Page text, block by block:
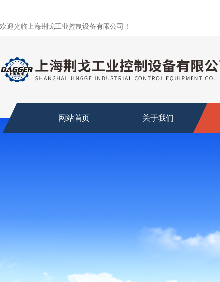
欢迎光临上海荆戈工业控制设备有限公司！
网站首页 关于我们